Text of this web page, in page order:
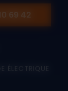
69 42
ÉLECTRIQUE